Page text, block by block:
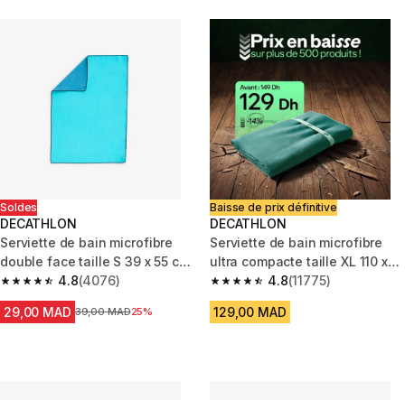
Soldes
DECATHLON
Serviette de bain microfibre
double face taille S 39 x 55 cm,
bleu/vert 4.8
4.8 out of 5 stars from 4076 reviews
(4076)
29,00 MAD Prix avant la réduction
39,00 MAD25%
Baisse de prix définitive
DECATHLON
Serviette de bain microfibre
ultra compacte taille XL 110 x
175 cm, bleu
4.8
4.8 out of 5 stars from 11775
(11775)
129,00 MAD